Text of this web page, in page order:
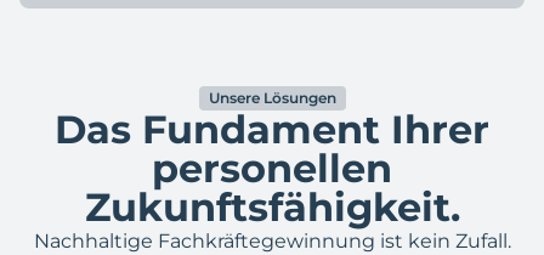
Unsere Lösungen
Das Fundament Ihrer
personellen
Zukunftsfähigkeit.
Nachhaltige Fachkräftegewinnung ist kein Zufall.